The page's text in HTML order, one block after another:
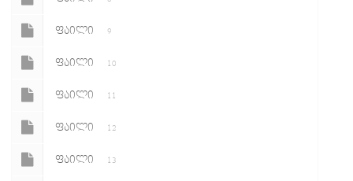
ᲤᲐᲘᲚᲘ 9
ᲤᲐᲘᲚᲘ 10
ᲤᲐᲘᲚᲘ 11
ᲤᲐᲘᲚᲘ 12
ᲤᲐᲘᲚᲘ 13